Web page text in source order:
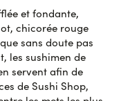
AVIS VÉRIFIÉ
AVIS VÉRIFIÉ
et fondante,
chicorée rouge
sans doute pas
les sushimen de
servent afin de
de Sushi Shop,